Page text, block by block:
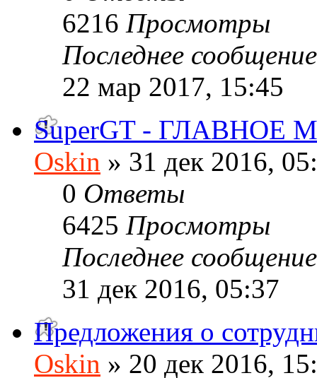
6216 Просмотры
Последнее
22 мар 2017, 15:45
SuperGT - ГЛАВНОЕ
Oskin » 31 дек 2016,
0 Ответы
6425 Просмотры
Последнее
31 дек 2016, 05:37
Предложения о
Oskin » 20 дек 2016,